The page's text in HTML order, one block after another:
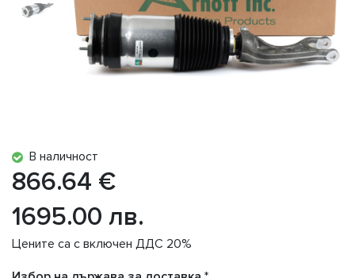
В наличност
866.64 €
1695.00 лв.
Цените са с включен ДДС 20%